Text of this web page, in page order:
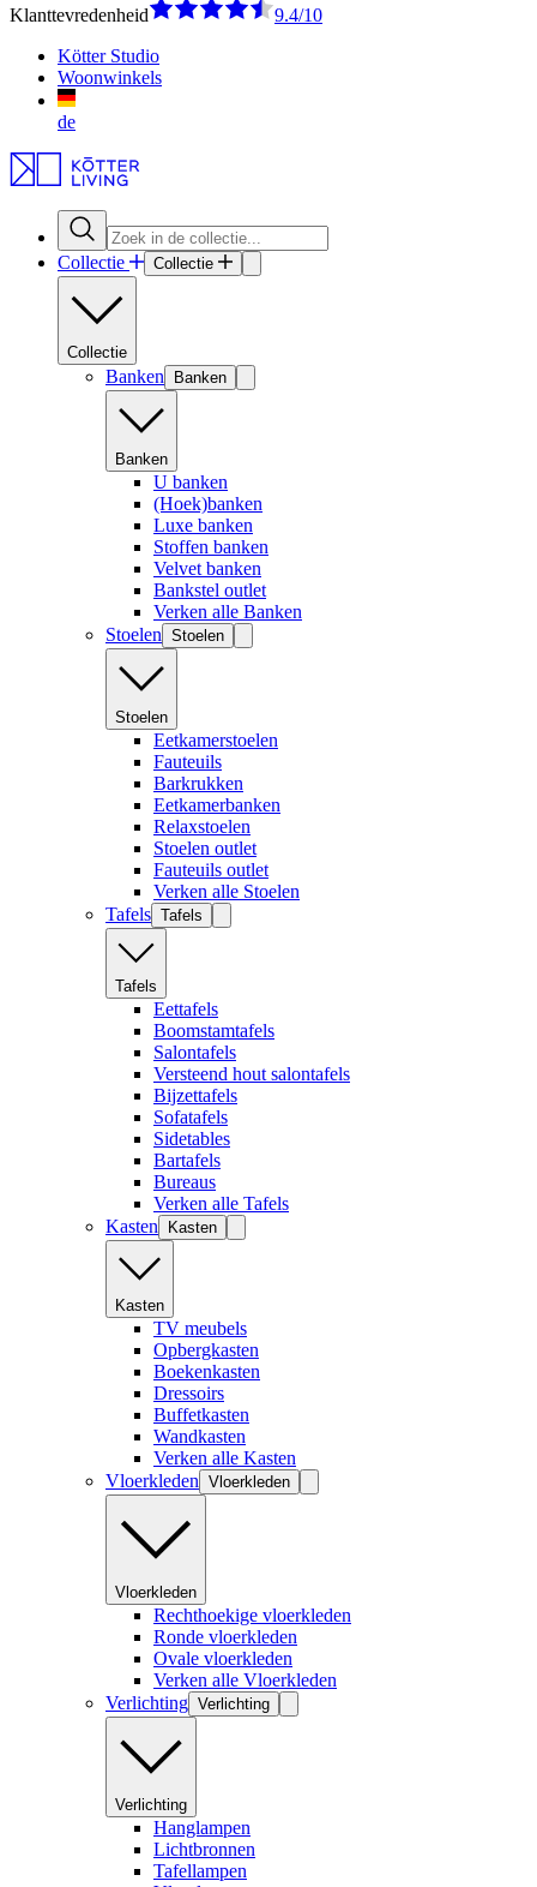
Klanttevredenheid
9.4/10
Kötter Studio
Woonwinkels
de
Collectie Collectie
Collectie
Banken Banken
Banken
U banken
(Hoek)banken
Luxe banken
Stoffen banken
Velvet banken
Bankstel outlet
Verken alle Banken
Stoelen Stoelen
Stoelen
Eetkamerstoelen
Fauteuils
Barkrukken
Eetkamerbanken
Relaxstoelen
Stoelen outlet
Fauteuils outlet
Verken alle Stoelen
Tafels Tafels
Tafels
Eettafels
Boomstamtafels
Salontafels
Versteend hout salontafels
Bijzettafels
Sofatafels
Sidetables
Bartafels
Bureaus
Verken alle Tafels
Kasten
Kasten
Kasten
TV meubels
Opbergkasten
Boekenkasten
Dressoirs
Buffetkasten
Wandkasten
Verken alle Kasten
Vloerkleden Vloerkleden
Vloerkleden
Rechthoekige vloerkleden
Ronde vloerkleden
Ovale vloerkleden
Verken alle Vloerkleden
Verlichting Verlichting
Verlichting
Hanglampen
Lichtbronnen
Tafellampen